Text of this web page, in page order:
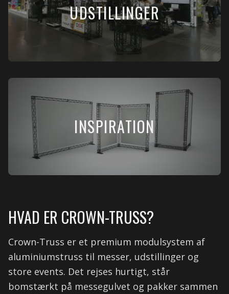
UDSTILLINGER
INSPIRATION
HVAD ER CROWN-TRUSS?
Crown-Truss er et premium modulsystem af
aluminiumstruss til messer, udstillinger og
store events. Det rejses hurtigt, står
bomstærkt på messegulvet og pakker sammen